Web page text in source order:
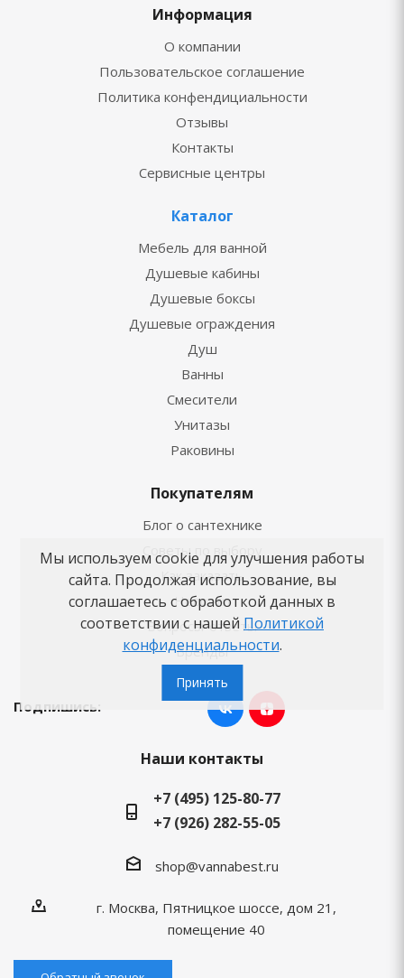
Информация
О компании
Пользовательское соглашение
Политика конфендициальности
Отзывы
Контакты
Сервисные центры
Каталог
Мебель для ванной
Душевые кабины
Душевые боксы
Душевые ограждения
Душ
Ванны
Смесители
Унитазы
Раковины
Покупателям
Блог о сантехнике
Советы по выбору
Как заказать
Новости
Вопросы-ответы
Бренды
Подпишись:
Наши контакты
+7 (495) 125-80-77
+7 (926) 282-55-05
shop@vannabest.ru
г. Москва, Пятницкое шоссе, дом 21,
помещение 40
Мы используем cookie для улучшения работы
сайта. Продолжая использование, вы
соглашаетесь с обработкой данных в
соответствии с нашей Политикой
конфиденциальности.
Принять